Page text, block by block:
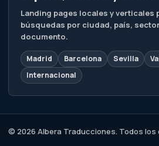
Landing pages locales y verticales
búsquedas por ciudad, país,
documento.
Madrid Barcelona Sevilla
Internacional
© 2026 Albera Traducciones. Todos